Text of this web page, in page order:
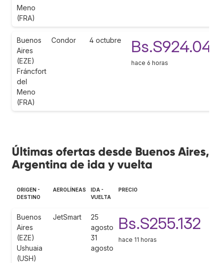
Meno
(FRA)
Buenos
Aires
(EZE)
Fráncfort
del
Meno
(FRA)
Condor 4 octubre Bs.S924.045
hace 6 horas
Últimas ofertas desde Buenos Aires,
Argentina de ida y vuelta
ORIGEN -
DESTINO
AEROLÍNEAS
IDA -
VUELTA
PRECIO
Buenos
Aires
(EZE)
Ushuaia
(USH)
JetSmart
25
agosto
31
agosto
Bs.S255.132
hace 11 horas